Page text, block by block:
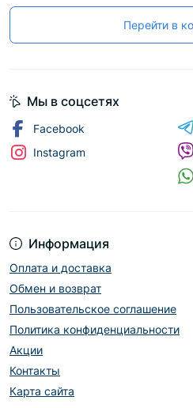
Перейти в
Информация
Оплата и доставка
Обмен и возврат
Пользовательское соглашение
Политика конфиденциальности
Акции
Контакты
Карта сайта
Мы в соцсетях
Facebook
Instagram